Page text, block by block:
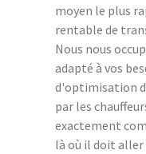
moyen le plus
rentable de
Nous nous
adapté à vos
d'optimisation
par les
exactement
là où il doit